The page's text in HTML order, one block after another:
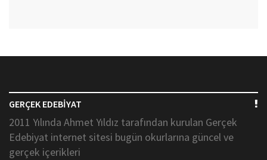
GERÇEK EDEBİYAT
2011 Yılında Ahmet Yıldız tarafından kurulan Gerçek
Edebiyat internet sitesi bugün okurlarına güncel ve
gerçek içerikleri